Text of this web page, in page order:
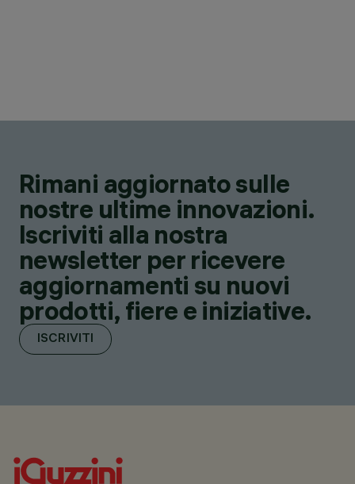
Rimani aggiornato sulle
nostre ultime innovazioni.
Iscriviti alla nostra
newsletter per ricevere
aggiornamenti su nuovi
prodotti, fiere e iniziative.
ISCRIVITI